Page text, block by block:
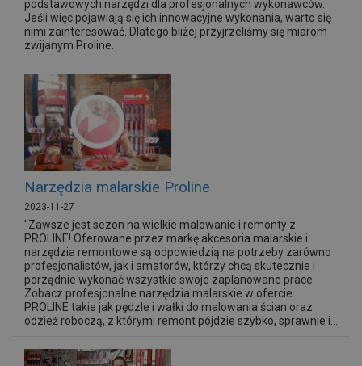
podstawowych narzędzi dla profesjonalnych wykonawców.
Jeśli więc pojawiają się ich innowacyjne wykonania, warto się
nimi zainteresować. Dlatego bliżej przyjrzeliśmy się miarom
zwijanym Proline.
Narzędzia malarskie Proline
2023-11-27
"Zawsze jest sezon na wielkie malowanie i remonty z
PROLINE! Oferowane przez markę akcesoria malarskie i
narzędzia remontowe są odpowiedzią na potrzeby zarówno
profesjonalistów, jak i amatorów, którzy chcą skutecznie i
porządnie wykonać wszystkie swoje zaplanowane prace.
Zobacz profesjonalne narzędzia malarskie w ofercie
PROLINE takie jak pędzle i wałki do malowania ścian oraz
odzież roboczą, z którymi remont pójdzie szybko, sprawnie i...